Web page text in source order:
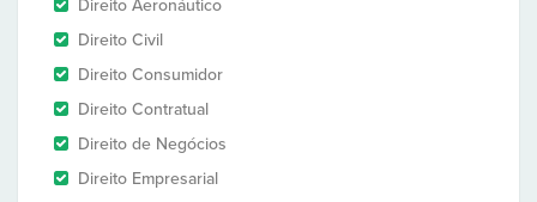
Direito Aeronáutico
Direito Civil
Direito Consumidor
Direito Contratual
Direito de Negócios
Direito Empresarial